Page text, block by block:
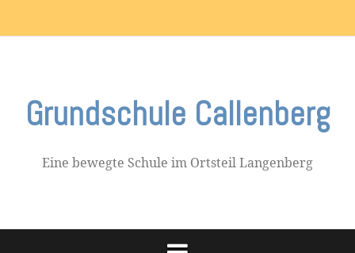
Grundschule Callenberg
Eine bewegte Schule im Ortsteil Langenberg